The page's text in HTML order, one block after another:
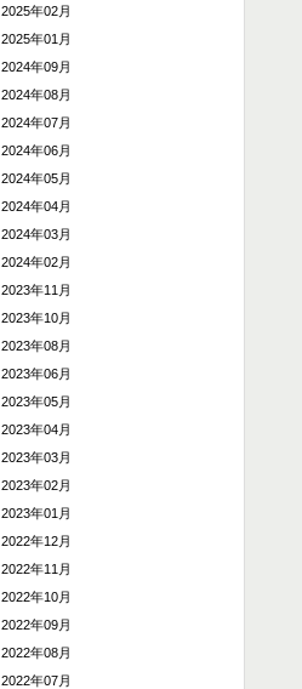
2025年02月
2025年01月
2024年09月
2024年08月
2024年07月
2024年06月
2024年05月
2024年04月
2024年03月
2024年02月
2023年11月
2023年10月
2023年08月
2023年06月
2023年05月
2023年04月
2023年03月
2023年02月
2023年01月
2022年12月
2022年11月
2022年10月
2022年09月
2022年08月
2022年07月